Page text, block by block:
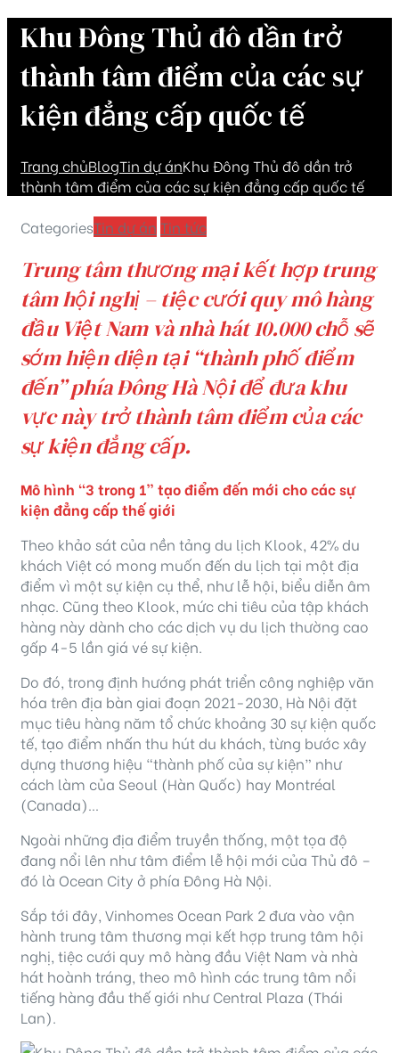
Khu Đông Thủ đô dần trở
thành tâm điểm của các sự
kiện đẳng cấp quốc tế
Trang chủBlogTin dự ánKhu Đông Thủ đô dần trở
thành tâm điểm của các sự kiện đẳng cấp quốc tế
CategoriesTin dự án Tin tức
Trung tâm thương mại kết hợp trung
tâm hội nghị – tiệc cưới quy mô hàng
đầu Việt Nam và nhà hát 10.000 chỗ sẽ
sớm hiện diện tại “thành phố điểm
đến” phía Đông Hà Nội để đưa khu
vực này trở thành tâm điểm của các
sự kiện đẳng cấp.
Mô hình “3 trong 1” tạo điểm đến mới cho các sự
kiện đẳng cấp thế giới
Theo khảo sát của nền tảng du lịch Klook, 42% du
khách Việt có mong muốn đến du lịch tại một địa
điểm vì một sự kiện cụ thể, như lễ hội, biểu diễn âm
nhạc. Cũng theo Klook, mức chi tiêu của tập khách
hàng này dành cho các dịch vụ du lịch thường cao
gấp 4-5 lần giá vé sự kiện.
Do đó, trong định hướng phát triển công nghiệp văn
hóa trên địa bàn giai đoạn 2021-2030, Hà Nội đặt
mục tiêu hàng năm tổ chức khoảng 30 sự kiện quốc
tế, tạo điểm nhấn thu hút du khách, từng bước xây
dựng thương hiệu “thành phố của sự kiện” như
cách làm của Seoul (Hàn Quốc) hay Montréal
(Canada)…
Ngoài những địa điểm truyền thống, một tọa độ
đang nổi lên như tâm điểm lễ hội mới của Thủ đô –
đó là Ocean City ở phía Đông Hà Nội.
Sắp tới đây, Vinhomes Ocean Park 2 đưa vào vận
hành trung tâm thương mại kết hợp trung tâm hội
nghị, tiệc cưới quy mô hàng đầu Việt Nam và nhà
hát hoành tráng, theo mô hình các trung tâm nổi
tiếng hàng đầu thế giới như Central Plaza (Thái
Lan).